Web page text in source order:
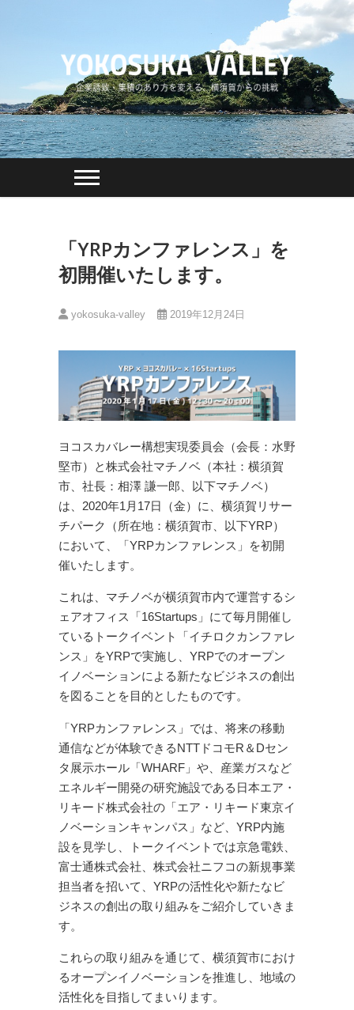
「YRPカンファレンス」を
初開催いたします。
yokosuka-valley 2019年12月24日
ヨコスカバレー構想実現委員会（会長：水野
堅市）と株式会社マチノベ（本社：横須賀
市、社長：相澤 謙一郎、以下マチノベ）
は、2020年1月17日（金）に、横須賀リサー
チパーク（所在地：横須賀市、以下YRP）
において、「YRPカンファレンス」を初開
催いたします。
これは、マチノベが横須賀市内で運営するシ
ェアオフィス「16Startups」にて毎月開催し
ているトークイベント「イチロクカンファレ
ンス」をYRPで実施し、YRPでのオープン
イノベーションによる新たなビジネスの創出
を図ることを目的としたものです。
「YRPカンファレンス」では、将来の移動
通信などが体験できるNTTドコモR＆Dセン
タ展示ホール「WHARF」や、産業ガスなど
エネルギー開発の研究施設である日本エア・
リキード株式会社の「エア・リキード東京イ
ノベーションキャンパス」など、YRP内施
設を見学し、トークイベントでは京急電鉄、
富士通株式会社、株式会社ニフコの新規事業
担当者を招いて、YRPの活性化や新たなビ
ジネスの創出の取り組みをご紹介していきま
す。
これらの取り組みを通じて、横須賀市におけ
るオープンイノベーションを推進し、地域の
活性化を目指してまいります。